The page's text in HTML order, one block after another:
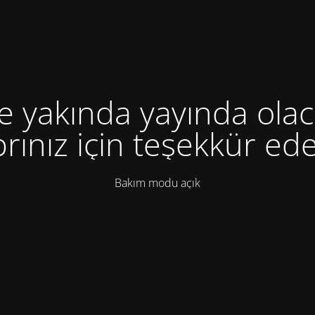
yakında yayında
için teşekkür
Bakım modu açık